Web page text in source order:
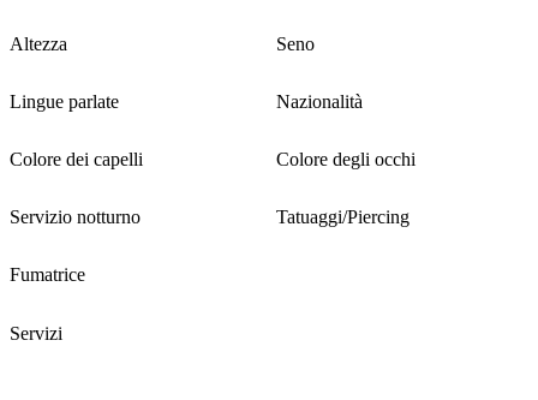
Alcuni contenuti non si
Richiedi accesso
Altezza
Seno
Lingue parlate
Nazionalità
Colore dei capelli
Colore degli occhi
Servizio notturno
Tatuaggi/Piercing
Fumatrice
Servizi